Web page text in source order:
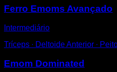
Ferro Emoms Avançado
Intermediário
Tríceps ∙ Deltoide Anterior ∙
Emom Dominated